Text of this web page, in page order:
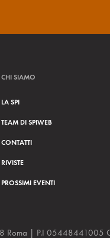
CHI SIAMO
LA SPI
TEAM DI SPIWEB
CONTATTI
RIVISTE
PROSSIMI EVENTI
Roma | P.I